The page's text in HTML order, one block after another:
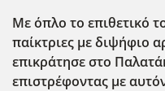
Με όπλο το επιθετικό
παίκτριες με διψήφιο
επικράτησε στο
επιστρέφοντας με